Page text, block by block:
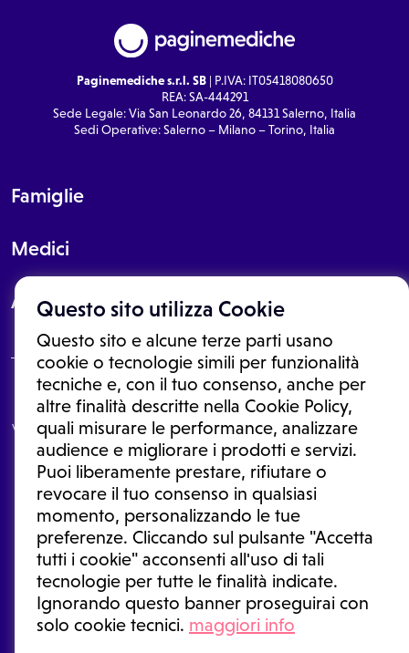
Questo sito utilizza Cookie
Questo sito e alcune terze parti usano
cookie o tecnologie simili per funzionalità
tecniche e, con il tuo consenso, anche per
altre finalità descritte nella Cookie Policy,
quali misurare le performance, analizzare
audience e migliorare i prodotti e servizi.
Puoi liberamente prestare, rifiutare o
revocare il tuo consenso in qualsiasi
momento, personalizzando le tue
preferenze. Cliccando sul pulsante "Accetta
tutti i cookie" acconsenti all'uso di tali
tecnologie per tutte le finalità indicate.
Ignorando questo banner proseguirai con
solo cookie tecnici. maggiori info
Paginemediche s.r.l. SB| P.IVA: IT05418080650
REA: SA-444291
Sede Legale: Via San Leonardo 26, 84131 Salerno, Italia
Sedi Operative: Salerno – Milano – Torino, Italia
Famiglie
Medici
About
Le informazioni proposte in questo sito non sono un consulto medico.
In nessun caso, queste informazioni sostituiscono un consulto, una
visita o una diagnosi formulata dal medico. Non si devono considerare
le informazioni disponibili come suggerimenti per la formulazione di
una diagnosi, la determinazione di un trattamento o l'assunzione o
sospensione di un farmaco senza prima consultare un medico di
medicina generale o uno specialista.
Condizioni di utilizzo|Privacy Policy |Gestione cookie
Ⓒ 2026 | Tutti i diritti riservati.